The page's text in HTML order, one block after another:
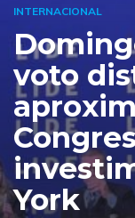
INTERNACIONAL
voto
York